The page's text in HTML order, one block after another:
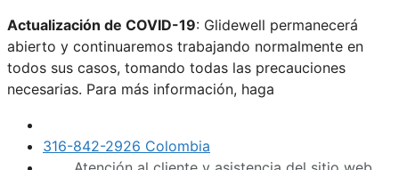
Saltar
al
contenido
Actualización de COVID-19: Glidewell permanecerá
abierto y continuaremos trabajando normalmente en
todos sus casos, tomando todas las precauciones
necesarias. Para más información, haga
316-842-2926 Colombia